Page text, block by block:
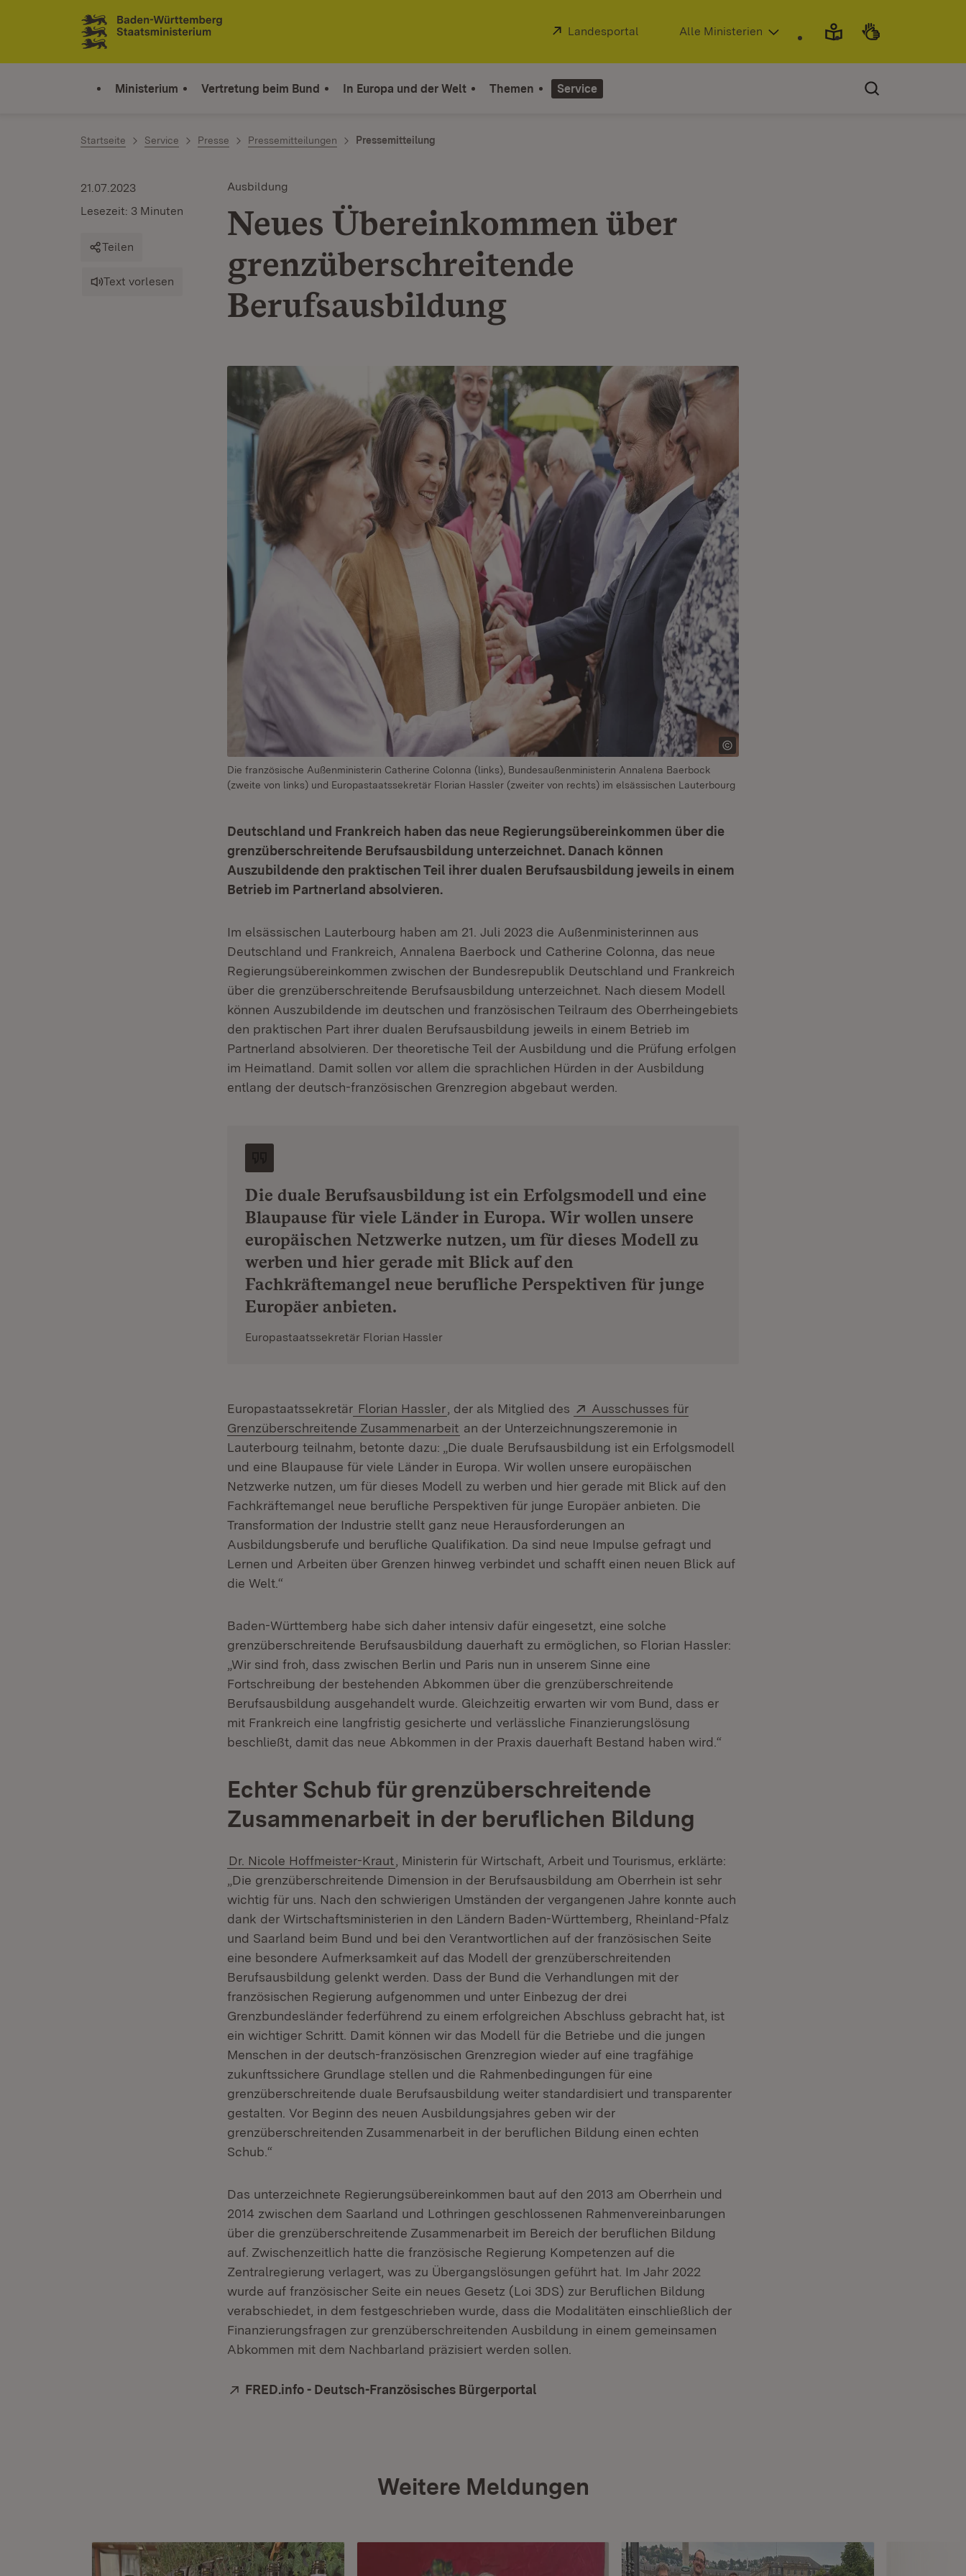
Zum Inhalt springen
Link zur Startseite
Extern:
Landesportal (Öffnet in neuem Fenster)
Alle Ministerien
Ministerium Vertretung beim Bund In Europa und der Welt Themen Service
Startseite Service Presse Pressemitteilungen Pressemitteilung
Ausbildung
Neues Übereinkommen über
grenzüberschreitende
Berufsausbildung
21.07.2023
Lesezeit: 3 Minuten
Teilen
Text vorlesen
Die französische Außenministerin Catherine Colonna (links), Bundesaußenministerin Annalena Baerbock
(zweite von links) und Europastaatssekretär Florian Hassler (zweiter von rechts) im elsässischen Lauterbourg
Deutschland und Frankreich haben das neue Regierungsübereinkommen über die
grenzüberschreitende Berufsausbildung unterzeichnet. Danach können
Auszubildende den praktischen Teil ihrer dualen Berufsausbildung jeweils in einem
Betrieb im Partnerland absolvieren.
Im elsässischen Lauterbourg haben am 21. Juli 2023 die Außenministerinnen aus
Deutschland und Frankreich, Annalena Baerbock und Catherine Colonna, das neue
Regierungsübereinkommen zwischen der Bundesrepublik Deutschland und Frankreich
über die grenzüberschreitende Berufsausbildung unterzeichnet. Nach diesem Modell
können Auszubildende im deutschen und französischen Teilraum des Oberrheingebiets
den praktischen Part ihrer dualen Berufsausbildung jeweils in einem Betrieb im
Partnerland absolvieren. Der theoretische Teil der Ausbildung und die Prüfung erfolgen
im Heimatland. Damit sollen vor allem die sprachlichen Hürden in der Ausbildung
entlang der deutsch-französischen Grenzregion abgebaut werden.
Die duale Berufsausbildung ist ein Erfolgsmodell und eine
Blaupause für viele Länder in Europa. Wir wollen unsere
europäischen Netzwerke nutzen, um für dieses Modell zu
werben und hier gerade mit Blick auf den
Fachkräftemangel neue berufliche Perspektiven für junge
Europäer anbieten.
Europastaatssekretär Florian Hassler
Europastaatssekretär Florian Hassler , der als Mitglied des Extern:
Ausschusses für
Grenzüberschreitende Zusammenarbeit (Öffnet in neuem Fenster)
an der Unterzeichnungszeremonie in
Lauterbourg teilnahm, betonte dazu: „Die duale Berufsausbildung ist ein Erfolgsmodell
und eine Blaupause für viele Länder in Europa. Wir wollen unsere europäischen
Netzwerke nutzen, um für dieses Modell zu werben und hier gerade mit Blick auf den
Fachkräftemangel neue berufliche Perspektiven für junge Europäer anbieten. Die
Transformation der Industrie stellt ganz neue Herausforderungen an
Ausbildungsberufe und berufliche Qualifikation. Da sind neue Impulse gefragt und
Lernen und Arbeiten über Grenzen hinweg verbindet und schafft einen neuen Blick auf
die Welt.“
Baden-Württemberg habe sich daher intensiv dafür eingesetzt, eine solche
grenzüberschreitende Berufsausbildung dauerhaft zu ermöglichen, so Florian Hassler:
„Wir sind froh, dass zwischen Berlin und Paris nun in unserem Sinne eine
Fortschreibung der bestehenden Abkommen über die grenzüberschreitende
Berufsausbildung ausgehandelt wurde. Gleichzeitig erwarten wir vom Bund, dass er
mit Frankreich eine langfristig gesicherte und verlässliche Finanzierungslösung
beschließt, damit das neue Abkommen in der Praxis dauerhaft Bestand haben wird.“
Echter Schub für grenzüberschreitende
Zusammenarbeit in der beruflichen Bildung
Dr. Nicole Hoffmeister-Kraut , Ministerin für Wirtschaft, Arbeit und Tourismus, erklärte:
„Die grenzüberschreitende Dimension in der Berufsausbildung am Oberrhein ist sehr
wichtig für uns. Nach den schwierigen Umständen der vergangenen Jahre konnte auch
dank der Wirtschaftsministerien in den Ländern Baden-Württemberg, Rheinland-Pfalz
und Saarland beim Bund und bei den Verantwortlichen auf der französischen Seite
eine besondere Aufmerksamkeit auf das Modell der grenzüberschreitenden
Berufsausbildung gelenkt werden. Dass der Bund die Verhandlungen mit der
französischen Regierung aufgenommen und unter Einbezug der drei
Grenzbundesländer federführend zu einem erfolgreichen Abschluss gebracht hat, ist
ein wichtiger Schritt. Damit können wir das Modell für die Betriebe und die jungen
Menschen in der deutsch-französischen Grenzregion wieder auf eine tragfähige
zukunftssichere Grundlage stellen und die Rahmenbedingungen für eine
grenzüberschreitende duale Berufsausbildung weiter standardisiert und transparenter
gestalten. Vor Beginn des neuen Ausbildungsjahres geben wir der
grenzüberschreitenden Zusammenarbeit in der beruflichen Bildung einen echten
Schub.“
Das unterzeichnete Regierungsübereinkommen baut auf den 2013 am Oberrhein und
2014 zwischen dem Saarland und Lothringen geschlossenen Rahmenvereinbarungen
über die grenzüberschreitende Zusammenarbeit im Bereich der beruflichen Bildung
auf. Zwischenzeitlich hatte die französische Regierung Kompetenzen auf die
Zentralregierung verlagert, was zu Übergangslösungen geführt hat. Im Jahr 2022
wurde auf französischer Seite ein neues Gesetz (Loi 3DS) zur Beruflichen Bildung
verabschiedet, in dem festgeschrieben wurde, dass die Modalitäten einschließlich der
Finanzierungsfragen zur grenzüberschreitenden Ausbildung in einem gemeinsamen
Abkommen mit dem Nachbarland präzisiert werden sollen.
Extern:
FRED.info - Deutsch-Französisches Bürgerportal
Weitere Meldungen